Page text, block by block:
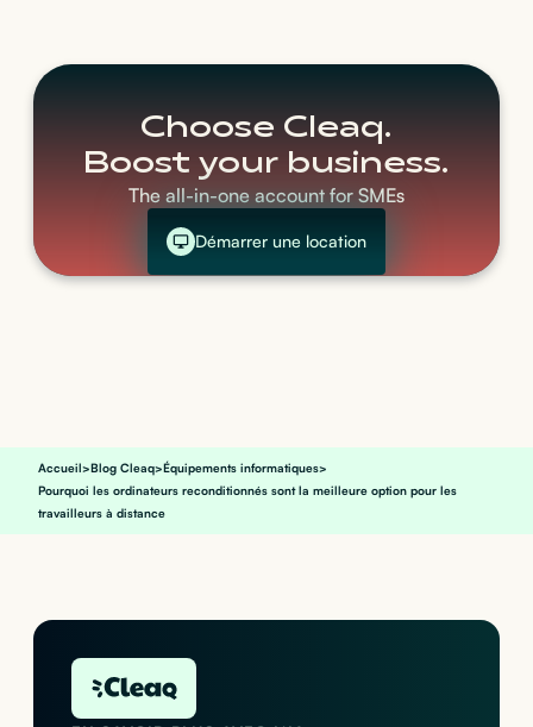
Choose Cleaq.
Boost your business.
The all-in-one account for SMEs
Démarrer une location
Accueil>Blog Cleaq>Équipements informatiques>
Pourquoi les ordinateurs reconditionnés sont la meilleure option pour les
travailleurs à distance